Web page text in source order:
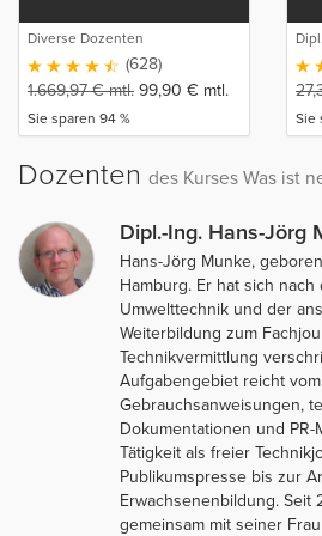
Diverse Dozenten
(628)
1.669,97€mtl. 99,90 € mtl.
Sie sparen 94 % Sie
Dozenten des Kurses Was ist
Dipl.-Ing. Hans-Jörg
Hans-Jörg Munke,
Hamburg. Er hat sich
Umwelttechnik und der
Weiterbildung zum
Technikvermittlung
Aufgabengebiet reicht
Gebrauchsanweisungen,
Dokumentationen und
Tätigkeit als freier
Publikumspresse bis zur
Erwachsenenbildung. Seit
gemeinsam mit seiner